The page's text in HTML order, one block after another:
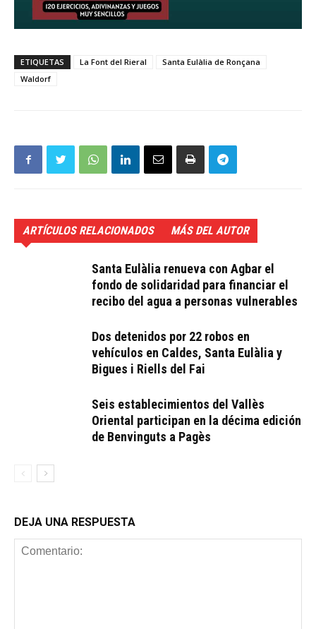
ETIQUETAS La Font del Rieral
Santa Eulàlia de Ronçana
Waldorf
ARTÍCULOS RELACIONADOS MÁS DEL AUTOR
Santa Eulàlia renueva con Agbar el
fondo de solidaridad para financiar el
recibo del agua a personas vulnerables
Dos detenidos por 22 robos en
vehículos en Caldes, Santa Eulàlia y
Bigues i Riells del Fai
Seis establecimientos del Vallès
Oriental participan en la décima edición
de Benvinguts a Pagès
DEJA UNA RESPUESTA